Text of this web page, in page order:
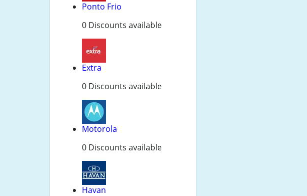
Ponto Frio
0 Discounts available
Extra
0 Discounts available
Motorola
0 Discounts available
Havan